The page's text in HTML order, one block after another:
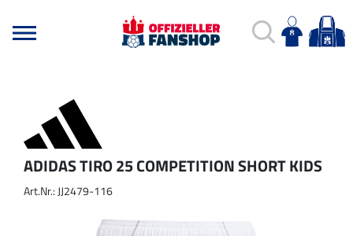
ADIDAS TIRO 25 COMPETITION SHORT KIDS
Art.Nr.: JJ2479-116